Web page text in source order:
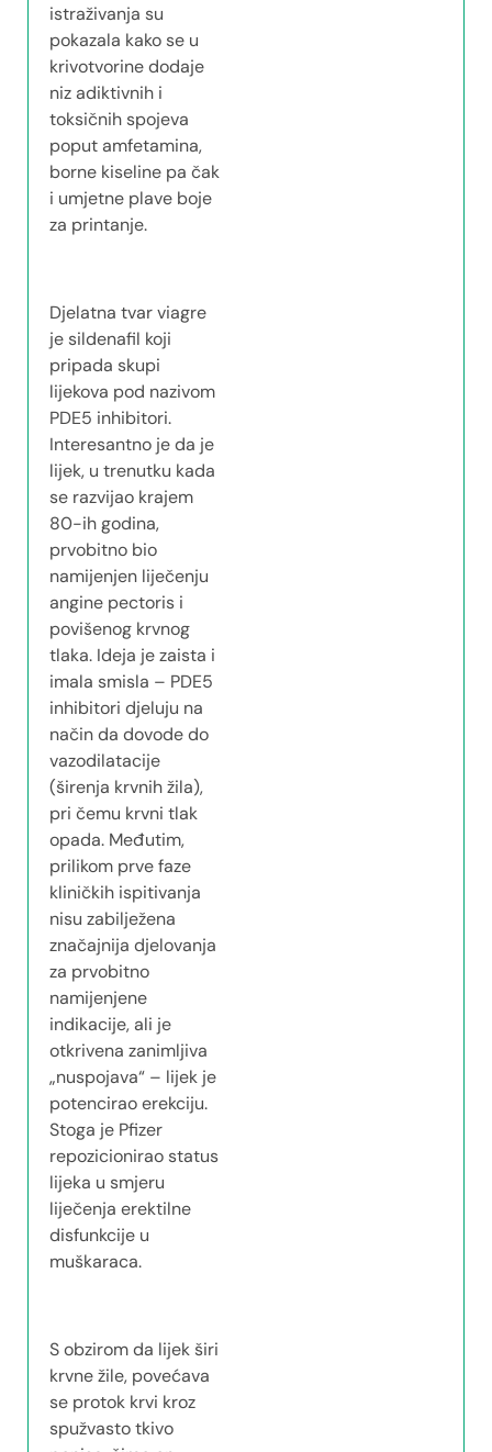
istraživanja su
pokazala kako se u
krivotvorine dodaje
niz adiktivnih i
toksičnih spojeva
poput amfetamina,
borne kiseline pa čak
i umjetne plave boje
za printanje.
Djelatna tvar viagre
je sildenafil koji
pripada skupi
lijekova pod nazivom
PDE5 inhibitori.
Interesantno je da je
lijek, u trenutku kada
se razvijao krajem
80-ih godina,
prvobitno bio
namijenjen liječenju
angine pectoris i
povišenog krvnog
tlaka. Ideja je zaista i
imala smisla – PDE5
inhibitori djeluju na
način da dovode do
vazodilatacije
(širenja krvnih žila),
pri čemu krvni tlak
opada. Međutim,
prilikom prve faze
kliničkih ispitivanja
nisu zabilježena
značajnija djelovanja
za prvobitno
namijenjene
indikacije, ali je
otkrivena zanimljiva
„nuspojava“ – lijek je
potencirao erekciju.
Stoga je Pfizer
repozicionirao status
lijeka u smjeru
liječenja erektilne
disfunkcije u
muškaraca.
S obzirom da lijek širi
krvne žile, povećava
se protok krvi kroz
spužvasto tkivo